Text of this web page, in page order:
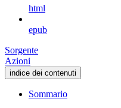
html
epub
Sorgente
Azioni
indice dei contenuti
Sommario